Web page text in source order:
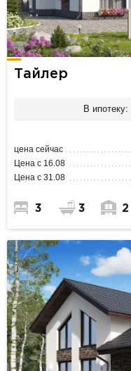
Тайлер
В ипотеку:
цена сейчас
Цена с 16.08
Цена с 31.08
3 3 2